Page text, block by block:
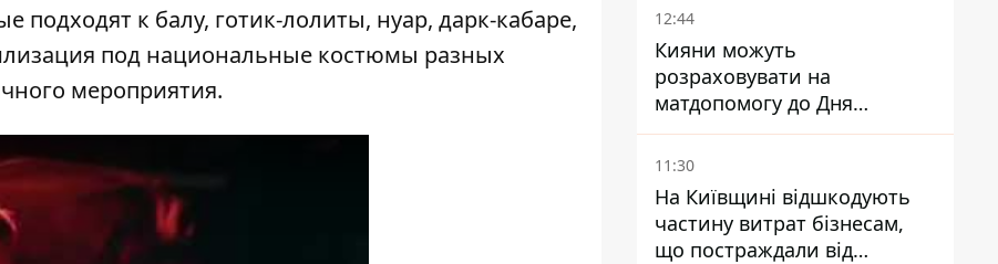
подходят к балу, готик-лолиты, нуар, дарк-кабаре,
под национальные костюмы разных
мероприятия.
12:44
Кияни можуть
розраховувати на
матдопомогу до Дня
незалежності - кому її
дадуть
11:30
На Київщині відшкодують
частину витрат бізнесам,
що постраждали від